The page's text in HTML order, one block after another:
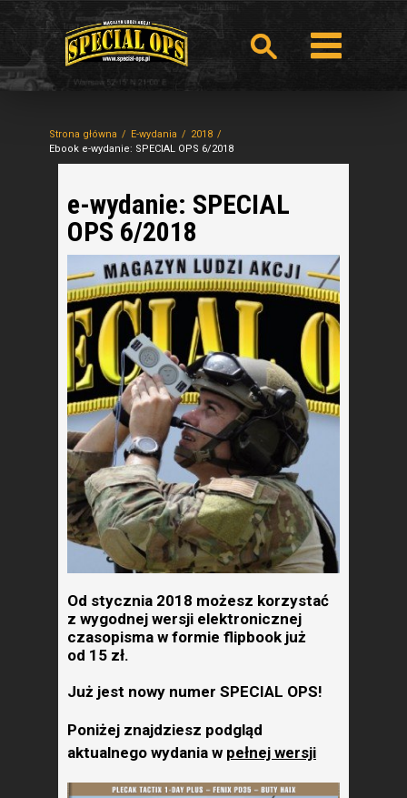
Strona główna E-wydania
2018
Ebook e-wydanie: SPECIAL OPS 6/2018
e-wydanie: SPECIAL
OPS 6/2018
Od stycznia 2018 możesz korzystać
z wygodnej wersji elektronicznej
czasopisma w formie flipbook już
od 15 zł.
Już jest nowy numer SPECIAL OPS!
Poniżej znajdziesz podgląd
aktualnego wydania w pełnej wersji